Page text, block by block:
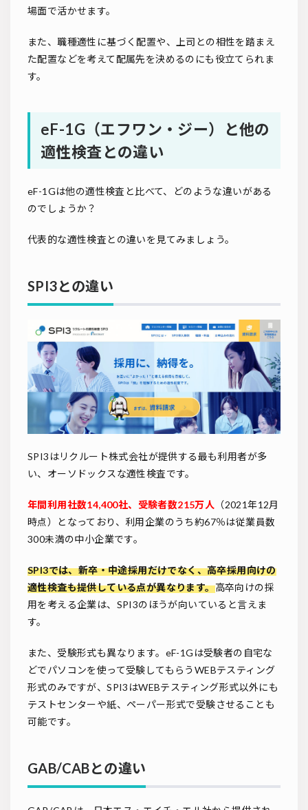
場面で活かせます。
また、職種適性に基づく配置や、上司との相性を踏まえ
た配置などを考えて配属先を決めるのにも役立てられま
す。
eF-1G（エフワン・ジー）と他の
適性検査との違い
eF-1Gは他の適性検査と比べて、どのような違いがある
のでしょうか？
代表的な適性検査との違いを見てみましょう。
SPI3との違い
SPI3はリクルート株式会社が提供する最も利用者が多
い、オーソドックスな適性検査です。
年間利用社数14,400社、受験者数215万人 （2021年12月
時点）となっており、利用企業のうち約67％は従業員数
300未満の中小企業です。
SPI3では、新卒・中途採用だけでなく、高卒採用向けの
適性検査も提供している点が異なります。高卒向けの採
用を考える企業は、SPI3のほうが向いていると言えま
す。
また、受験形式も異なります。eF-1Gは受験者の自宅な
どでパソコンを使って受験してもらうWEBテスティング
形式のみですが、SPI3はWEBテスティング形式以外にも
テストセンターや紙、ペーパー形式で受験させることも
可能です。
GAB/CABとの違い